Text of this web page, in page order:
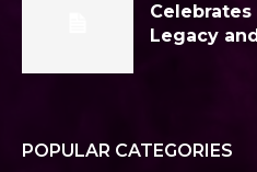
Legacy
POPULAR CATEGORIES